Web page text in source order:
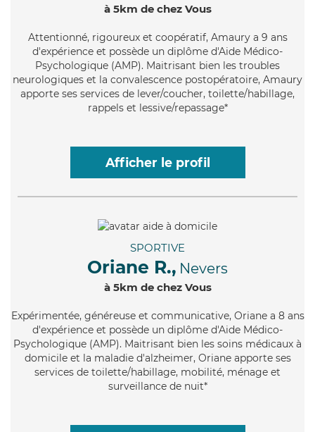
à 5km de chez Vous
Attentionné, rigoureux et coopératif, Amaury a 9 ans
d'expérience et possède un diplôme d'Aide Médico-
Psychologique (AMP). Maitrisant bien les troubles
neurologiques et la convalescence postopératoire, Amaury
apporte ses services de lever/coucher, toilette/habillage,
rappels et lessive/repassage*
Afficher le profil
SPORTIVE
Oriane R., Nevers
à 5km de chez Vous
Expérimentée, généreuse et communicative, Oriane a 8 ans
d'expérience et possède un diplôme d'Aide Médico-
Psychologique (AMP). Maitrisant bien les soins médicaux à
domicile et la maladie d'alzheimer, Oriane apporte ses
services de toilette/habillage, mobilité, ménage et
surveillance de nuit*